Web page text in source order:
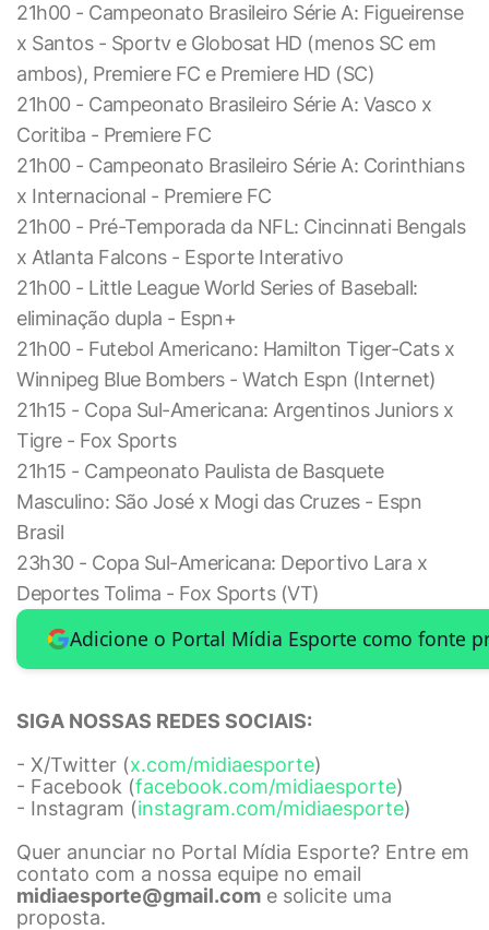
21h00 - Campeonato Brasileiro Série A: Figueirense
x Santos - Sportv e Globosat HD (menos SC em
ambos), Premiere FC e Premiere HD (SC)
21h00 - Campeonato Brasileiro Série A: Vasco x
Coritiba - Premiere FC
21h00 - Campeonato Brasileiro Série A: Corinthians
x Internacional - Premiere FC
21h00 - Pré-Temporada da NFL: Cincinnati Bengals
x Atlanta Falcons - Esporte Interativo
21h00 - Little League World Series of Baseball:
eliminação dupla - Espn+
21h00 - Futebol Americano: Hamilton Tiger-Cats x
Winnipeg Blue Bombers - Watch Espn (Internet)
21h15 - Copa Sul-Americana: Argentinos Juniors x
Tigre - Fox Sports
21h15 - Campeonato Paulista de Basquete
Masculino: São José x Mogi das Cruzes - Espn
Brasil
23h30 - Copa Sul-Americana: Deportivo Lara x
Deportes Tolima - Fox Sports (VT)
Adicione o Portal Mídia Esporte como fonte
SIGA NOSSAS REDES SOCIAIS:
- X/Twitter (x.com/midiaesporte)
- Facebook (facebook.com/midiaesporte)
- Instagram (instagram.com/midiaesporte)
Quer anunciar no Portal Mídia Esporte? Entre em
contato com a nossa equipe no email
midiaesporte@gmail.com e solicite uma
proposta.